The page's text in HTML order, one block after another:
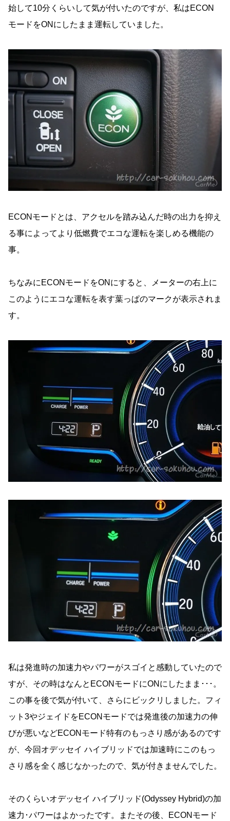
始して10分くらいして気が付いたのですが、私はECON
モードをONにしたまま運転していました。
ECONモードとは、アクセルを踏み込んだ時の出力を抑え
る事によってより低燃費でエコな運転を楽しめる機能の
事。
ちなみにECONモードをONにすると、メーターの右上に
このようにエコな運転を表す葉っぱのマークが表示されま
す。
私は発進時の加速力やパワーがスゴイと感動していたので
すが、その時はなんとECONモードにONにしたまま･･･。
この事を後で気が付いて、さらにビックリしました。フィ
ット3やジェイドをECONモードでは発進後の加速力の伸
びが悪いなどECONモード特有のもっさり感があるのです
が、今回オデッセイ ハイブリッドでは加速時にこのもっ
さり感を全く感じなかったので、気が付きませんでした。
そのくらいオデッセイ ハイブリッド(Odyssey Hybrid)の加
速力･パワーはよかったです。またその後、ECONモード